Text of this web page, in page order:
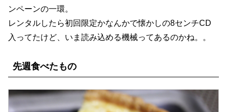
ンペーンの一環。
レンタルしたら初回限定かなんかで懐かしの8センチCD
入ってたけど、いま読み込める機械ってあるのかね。。
先週食べたもの